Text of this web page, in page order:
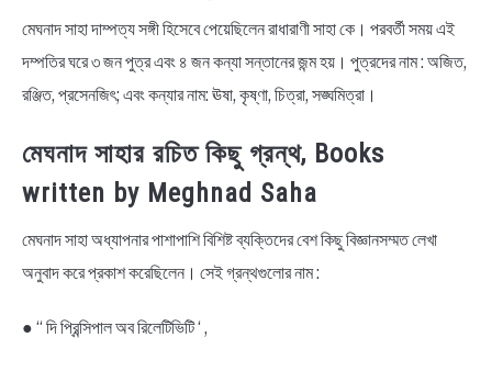
মেঘনাদ সাহা দাম্পত্য সঙ্গী হিসেবে পেয়েছিলেন রাধারাণী সাহা কে। পরবর্তী সময় এই
দম্পতির ঘরে ৩ জন পুত্র এবং ৪ জন কন্যা সন্তানের জন্ম হয়। পুত্রদের নাম : অজিত,
রঞ্জিত, প্রসেনজিৎ; এবং কন্যার নাম: ঊষা, কৃষ্ণা, চিত্রা, সঙ্ঘমিত্রা।
মেঘনাদ সাহার রচিত কিছু গ্রন্থ, Books
written by Meghnad Saha
মেঘনাদ সাহা অধ্যাপনার পাশাপাশি বিশিষ্ট ব্যক্তিদের বেশ কিছু বিজ্ঞানসম্মত লেখা
অনুবাদ করে প্রকাশ করেছিলেন। সেই গ্রন্থগুলোর নাম :
● “ দি প্রিন্সিপাল অব রিলেটিভিটি ‘ ,